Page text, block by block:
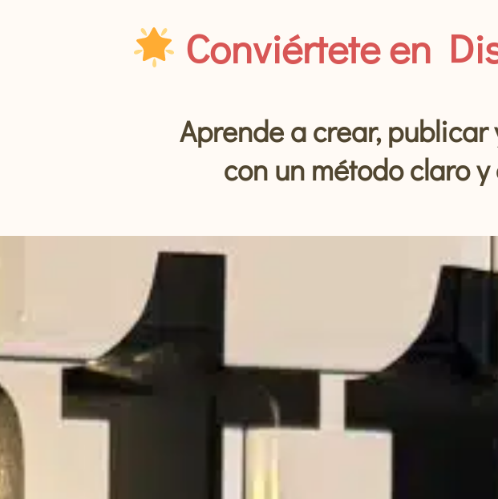
Conviértete en
Aprende a crear,
con un método claro